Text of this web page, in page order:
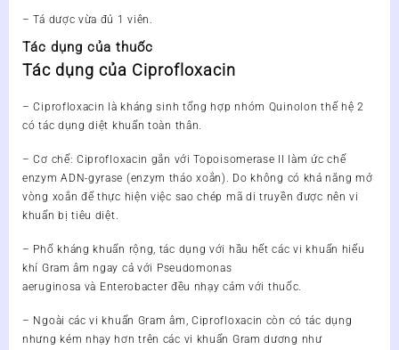
– Tá dược vừa đủ 1 viên.
Tác dụng của thuốc
Tác dụng của Ciprofloxacin
– Ciprofloxacin là kháng sinh tổng hợp nhóm Quinolon thế hệ 2
có tác dụng diệt khuẩn toàn thân.
– Cơ chế: Ciprofloxacin gắn với Topoisomerase II làm ức chế
enzym ADN-gyrase (enzym tháo xoắn). Do không có khả năng mở
vòng xoắn để thực hiện việc sao chép mã di truyền được nên vi
khuẩn bị tiêu diệt.
– Phổ kháng khuẩn rộng, tác dụng với hầu hết các vi khuẩn hiếu
khí Gram âm ngay cả với Pseudomonas
aeruginosa và Enterobacter đều nhạy cảm với thuốc.
– Ngoài các vi khuẩn Gram âm, Ciprofloxacin còn có tác dụng
nhưng kém nhạy hơn trên các vi khuẩn Gram dương như